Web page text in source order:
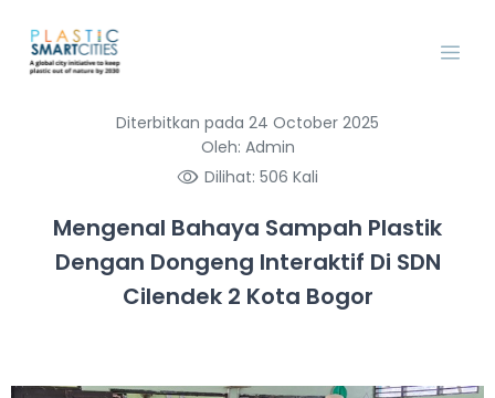
Diterbitkan pada 24 October 2025
Oleh: Admin
Dilihat: 506 Kali
Mengenal Bahaya Sampah Plastik
Dengan Dongeng Interaktif Di SDN
Cilendek 2 Kota Bogor